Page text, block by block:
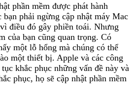
phần mềm được phát hành
phải ngừng cập nhật máy Mac
điều đó gây phiền toái. Nhưng
của bạn cũng quan trọng. Có
một lỗ hổng mà chúng có thể
một thiết bị. Apple và các công
khắc phục những vấn đề này và
phục, họ sẽ cập nhật phần mềm